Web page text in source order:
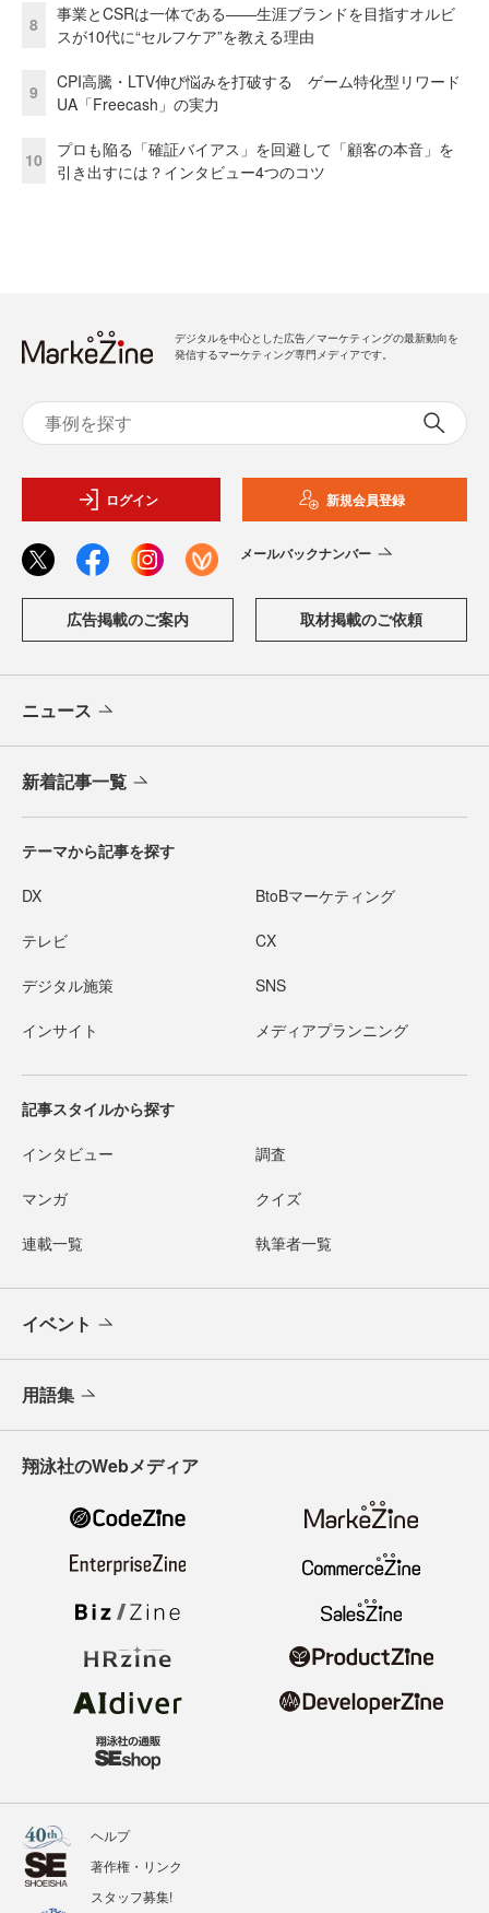
8
事業とCSRは一体である――生涯ブランドを目指すオルビ
スが10代に“セルフケア”を教える理由
9
CPI高騰・LTV伸び悩みを打破する ゲーム特化型リワード
UA「Freecash」の実力
10
プロも陥る「確証バイアス」を回避して「顧客の本音」を
引き出すには？インタビュー4つのコツ
デジタルを中心とした広告／マーケティングの最新動向を
発信するマーケティング専門メディアです。
ログイン 新規会員登録
メールバックナンバー
広告掲載のご案内 取材掲載のご依頼
ニュース
新着記事一覧
テーマから記事を探す
DX BtoBマーケティング
テレビ CX
デジタル施策 SNS
インサイト メディアプランニング
記事スタイルから探す
インタビュー 調査
マンガ クイズ
連載一覧 執筆者一覧
イベント
用語集
翔泳社のWebメディア
ヘルプ
著作権・リンク
スタッフ募集!